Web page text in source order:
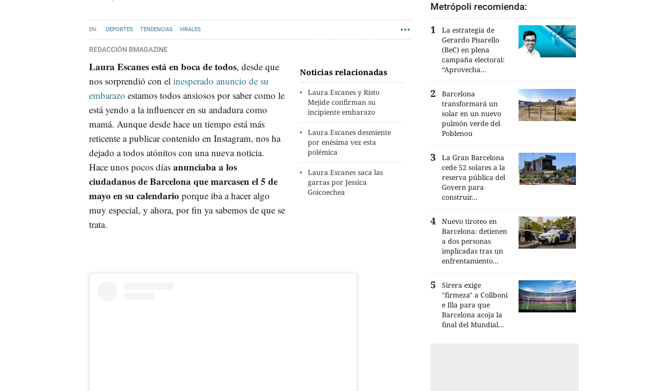
DEPORTES TENDENCIAS VIRALES
REDACCIÓN BMAGAZINE
Noticias relacionadas
Laura Escanes y Risto
Mejide confirman su
incipiente embarazo
Laura Escanes desmiente
por enésima vez esta
polémica
Laura Escanes saca las
garras por Jessica
Goicoechea
Laura Escanes está en boca de todos, desde que
nos sorprendió con el inesperado anuncio de su
embarazo estamos todos ansiosos por saber como le
está yendo a la influencer en su andadura como
mamá. Aunque desde hace un tiempo está más
reticente a publicar contenido en Instagram, nos ha
dejado a todos atónitos con una nueva noticia.
Hace unos pocos días anunciaba a los
ciudadanos de Barcelona que marcasen el 5 de
mayo en su calendario porque iba a hacer algo
muy especial, y ahora, por fin ya sabemos de que se
trata.
Metrópoli recomienda:
La estrategia de
Gerardo Pisarello
(BeC) en plena
campaña electoral:
“Aprovecha...
Barcelona
transformará un
solar en un nuevo
pulmón verde del
Poblenou
La Gran Barcelona
cede 52 solares a la
reserva pública del
Govern para
construir...
Nuevo tiroteo en
Barcelona: detienen
a dos personas
implicadas tras un
enfrentamiento...
Sirera exige
"firmeza" a Collboni
e Illa para que
Barcelona acoja la
final del Mundial...